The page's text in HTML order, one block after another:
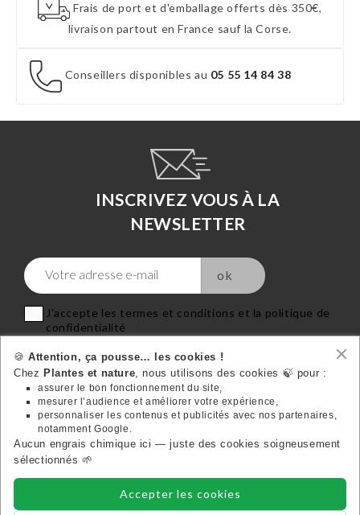
Frais de port et d'emballage offerts dès 350€,
livraison partout en France sauf la Corse.
Conseillers disponibles au 05 55 14 84 38
INSCRIVEZ VOUS À LA
NEWSLETTER
J'accepte les termes et conditions et la politique de
confidentialité
VOTRE COMPTE 
🍪Attention, ça pousse… les cookies !
Chez Plantes et nature, nous utilisons des cookies 🍃 pour :
assurer le bon fonctionnement du site,
mesurer l’audience et améliorer votre expérience,
personnaliser les contenus et publicités avec nos partenaires,
notamment Google.
Aucun engrais chimique ici — juste des cookies soigneusement
sélectionnés 🌱
Accepter les cookies